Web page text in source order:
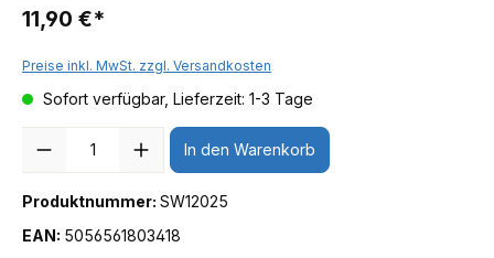
11,90 €*
Preise inkl. MwSt. zzgl. Versandkosten
Sofort verfügbar, Lieferzeit: 1-3 Tage
In den Warenkorb
Produktnummer: SW12025
EAN: 5056561803418